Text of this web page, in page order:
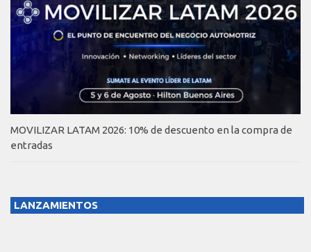
MOVILIZAR LATAM 2026: 10% de descuento en la compra de
entradas
LANZAMIENTOS